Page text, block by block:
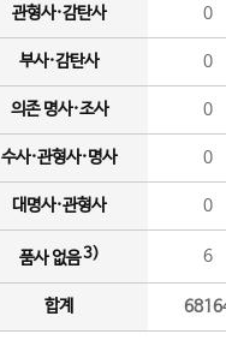
관형사·감탄사 0
부사·감탄사 0
의존 명사·조사 0
수사·관형사·명사 0
대명사·관형사 0
품사 없음3) 6
합계